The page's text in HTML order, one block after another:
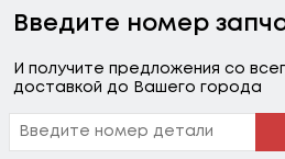
Введите номер
И получите предложения со
доставкой до Вашего города